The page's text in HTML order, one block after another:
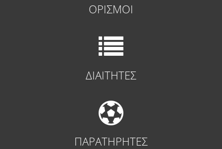
ΟΡΙΣΜΟΙ
ΔΙΑΙΤΗΤΕΣ
ΠΑΡΑΤΗΡΗΤΕΣ